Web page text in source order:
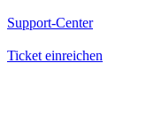
Support-Center
Ticket einreichen